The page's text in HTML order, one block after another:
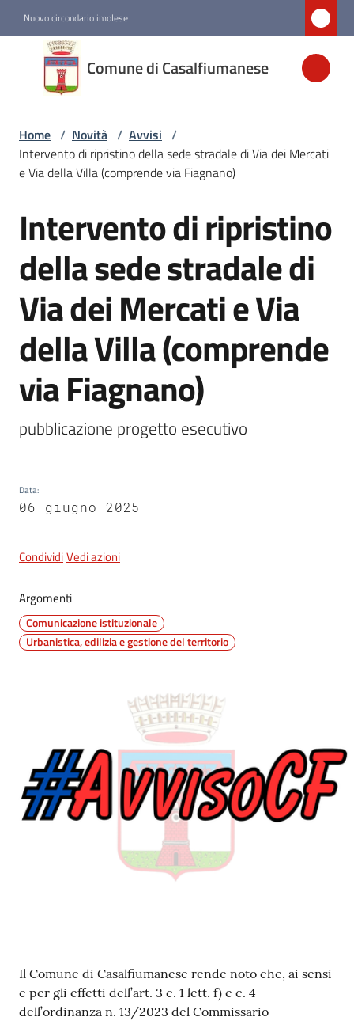
Nuovo circondario imolese
Comune di Casalfiumanese
Comune di
Casalfiumanese
Amministrazione
Vivere
Casalfiumanese
line
gli
Home / Novità / Avvisi /
Intervento di ripristino della sede stradale di Via dei Mercati
e Via della Villa (comprende via Fiagnano)
Salta al contenuto
Intervento di ripristino
della sede stradale di
Via dei Mercati e Via
della Villa (comprende
via Fiagnano)
pubblicazione progetto esecutivo
Data:
06 giugno 2025
CondividiVedi azioni
Argomenti
Comunicazione istituzionale
Urbanistica, edilizia e gestione del territorio
Contenuto
Il Comune di Casalfiumanese rende noto che, ai sensi
e per gli effetti dell’art. 3 c. 1 lett. f) e c. 4
dell’ordinanza n. 13/2023 del Commissario